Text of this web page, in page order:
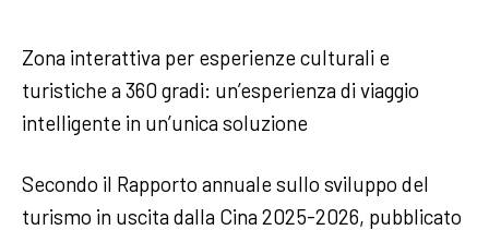
Zona interattiva per esperienze culturali e
turistiche a 360 gradi: un’esperienza di viaggio
intelligente in un’unica soluzione
Secondo il Rapporto annuale sullo sviluppo del
turismo in uscita dalla Cina 2025-2026, pubblicato